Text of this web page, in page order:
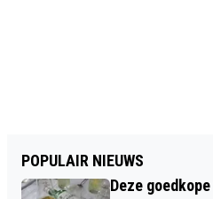
POPULAIR NIEUWS
Deze